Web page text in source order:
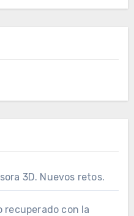
3D. Nuevos retos.
con la